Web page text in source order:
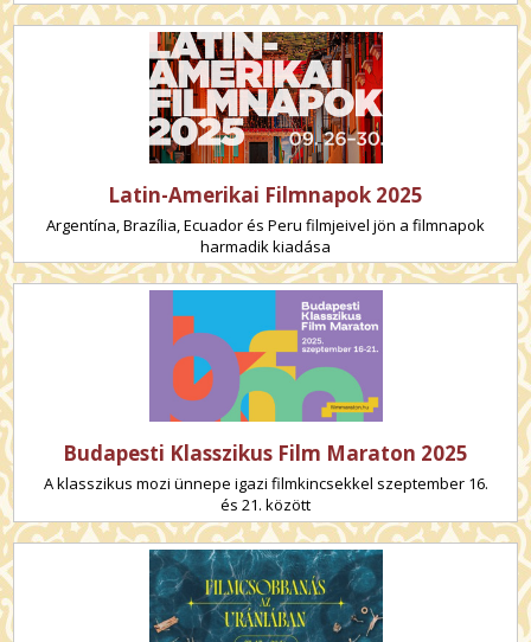
Latin-Amerikai Filmnapok 2025
Argentína, Brazília, Ecuador és Peru filmjeivel jön a filmnapok
harmadik kiadása
Budapesti Klasszikus Film Maraton 2025
A klasszikus mozi ünnepe igazi filmkincsekkel szeptember 16.
és 21. között